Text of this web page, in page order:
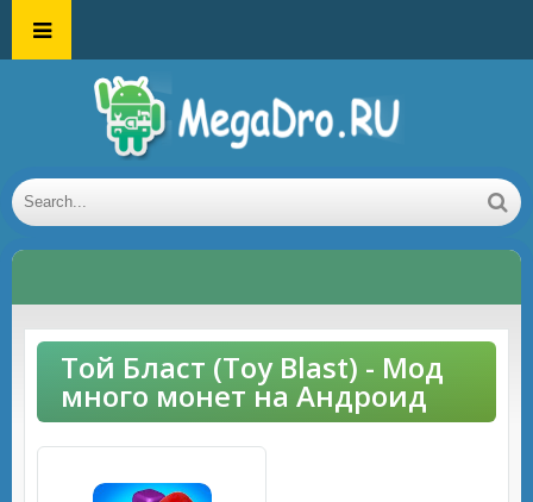
Той Бласт (Toy Blast) - Мод
много монет на Андроид